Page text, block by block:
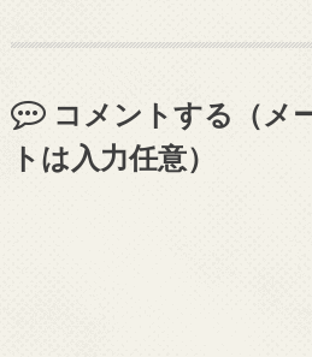
コメントする（メ
トは入力任意）